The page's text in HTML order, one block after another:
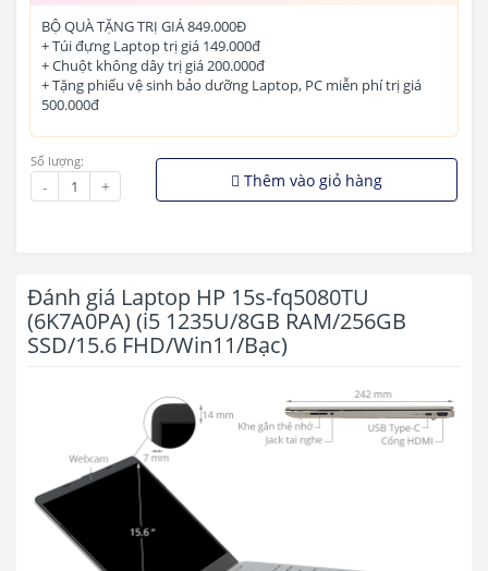
BỘ QUÀ TẶNG TRỊ GIÁ 849.000Đ
+ Túi đựng Laptop trị giá 149.000đ
+ Chuột không dây trị giá 200.000đ
+ Tặng phiếu vệ sinh bảo dưỡng Laptop, PC miễn phí trị giá
500.000đ
Số lượng:
- + Thêm vào giỏ hàng
Đánh giá Laptop HP 15s-fq5080TU
(6K7A0PA) (i5 1235U/8GB RAM/256GB
SSD/15.6 FHD/Win11/Bạc)